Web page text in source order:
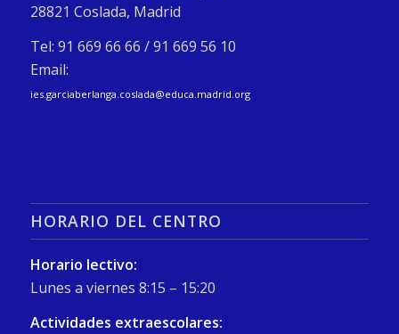
28821 Coslada, Madrid
Tel: 91 669 66 66 / 91 669 56 10
Email:
ies.garciaberlanga.coslada@educa.madrid.org
HORARIO DEL CENTRO
Horario lectivo:
Lunes a viernes 8:15 – 15:20
Actividades extraescolares: